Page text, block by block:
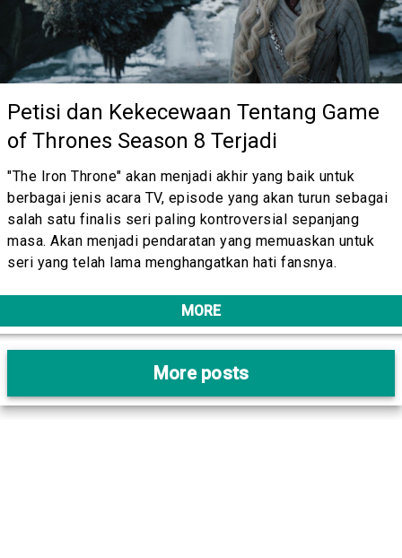
Petisi dan Kekecewaan Tentang Game
of Thrones Season 8 Terjadi
"The Iron Throne" akan menjadi akhir yang baik untuk
berbagai jenis acara TV, episode yang akan turun sebagai
salah satu finalis seri paling kontroversial sepanjang
masa. Akan menjadi pendaratan yang memuaskan untuk
seri yang telah lama menghangatkan hati fansnya.
MORE
More posts